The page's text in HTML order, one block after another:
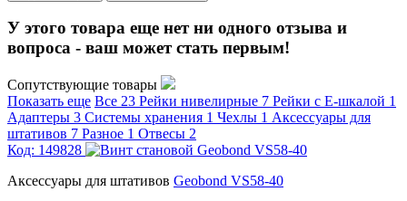
У этого товара еще нет ни одного отзыва и
вопроса - ваш может стать первым!
Сопутствующие товары
Показать еще Все 23 Рейки нивелирные 7 Рейки с Е-шкалой 1
Адаптеры 3 Системы хранения 1 Чехлы 1 Аксессуары для
штативов 7 Разное 1 Отвесы 2
Код: 149828
Аксессуары для штативов Geobond VS58-40